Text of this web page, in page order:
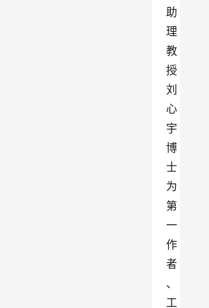
助
理
教
授
刘
心
宇
博
士
为
第
一
作
者
、
工